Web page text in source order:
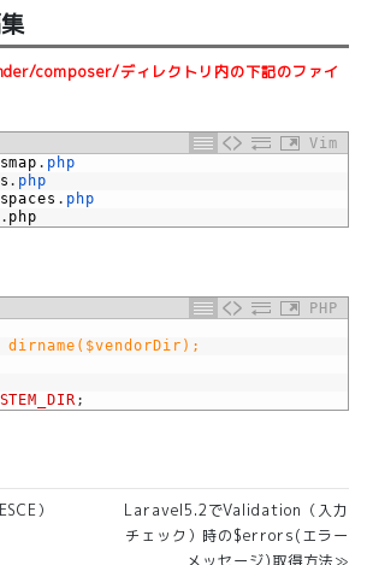
composer/ディレクトリ内の下記のファイ
Vim
. php
. php
. php
. php
PHP
;
）
Laravel5.2でValidation（入力
チェック）時の$errors(エラー
メッセージ)取得方法≫